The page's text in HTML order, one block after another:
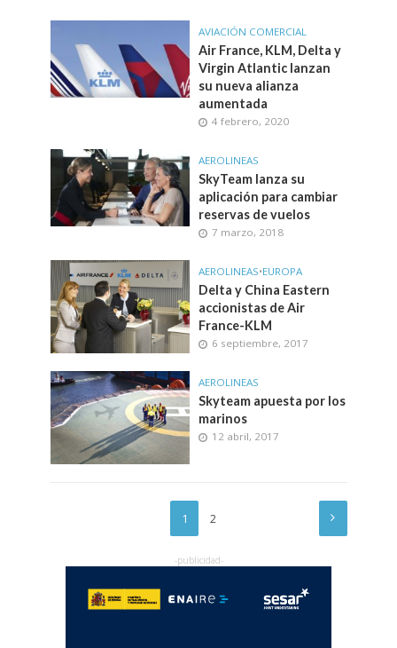
AVIACIÓN COMERCIAL
Air France, KLM, Delta y
Virgin Atlantic lanzan
su nueva alianza
aumentada
4 febrero, 2020
AEROLINEAS
SkyTeam lanza su
aplicación para cambiar
reservas de vuelos
7 marzo, 2018
AEROLINEAS•EUROPA
Delta y China Eastern
accionistas de Air
France-KLM
6 septiembre, 2017
AEROLINEAS
Skyteam apuesta por los
marinos
12 abril, 2017
1 2